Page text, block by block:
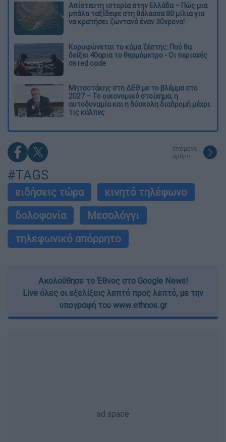
Απίστευτη ιστορία στην Ελλάδα – Πώς μια
μπάλα ταξίδεψε στη θάλασσα 80 μίλια για
να κρατήσει ζωντανό έναν 30χρονο!
Κορυφώνεται το κύμα ζέστης: Πού θα
δείξει 40αρια το θερμόμετρο - Οι περιοχές
σε red code
Μητσοτάκης στη ΔΕΘ με το βλέμμα στο
2027 – Το οικονομικό στοίχημα, η
αυτοδυναμία και η δύσκολη διαδρομή μέχρι
τις κάλπες
επόμενο
άρθρο
#TAGS
ειδήσεις τώρα
κινητό τηλέφωνο
δολοφονία
Μεσολόγγι
τηλεφωνικό απόρρητο
Ακολούθησε το Έθνος στο Google News!
Live όλες οι εξελίξεις λεπτό προς λεπτό, με την
υπογραφή του www.ethnos.gr